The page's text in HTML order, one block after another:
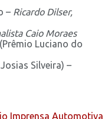
– Ricardo Dilser,
Caio Moraes
Luciano do
Silveira) –
Imprensa Automotiva